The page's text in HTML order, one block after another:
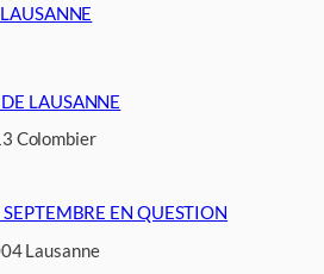
LAUSANNE
Colombier
EN QUESTION
Lausanne